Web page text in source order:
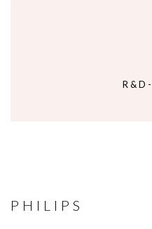
PHILIPS